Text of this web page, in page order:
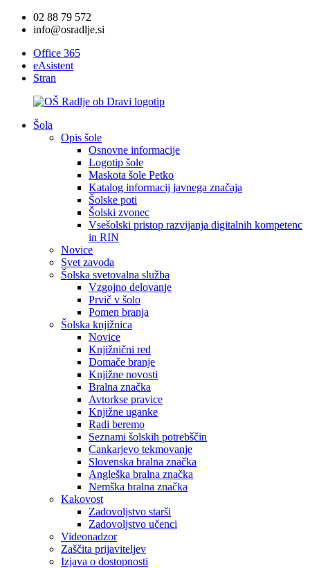
02 88 79 572
info@osradlje.si
Office 365
eAsistent
Stran
Šola
Opis šole
Osnovne informacije
Logotip šole
Maskota šole Petko
Katalog informacij javnega značaja
Šolske poti
Šolski zvonec
Vsešolski pristop razvijanja digitalnih kompetenc
in RIN
Novice
Svet zavoda
Šolska svetovalna služba
Vzgojno delovanje
Prvič v šolo
Pomen branja
Šolska knjižnica
Novice
Knjižnični red
Domače branje
Knjižne novosti
Bralna značka
Avtorkse pravice
Knjižne uganke
Radi beremo
Seznami šolskih potrebščin
Cankarjevo tekmovanje
Slovenska bralna značka
Angleška bralna značka
Nemška bralna značka
Kakovost
Zadovoljstvo starši
Zadovoljstvo učenci
Videonadzor
Zaščita prijaviteljev
Izjava o dostopnosti